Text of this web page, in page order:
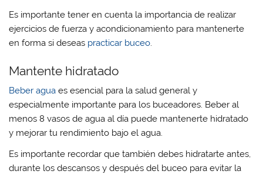
Es importante tener en cuenta la importancia de realizar
ejercicios de fuerza y acondicionamiento para mantenerte
en forma si deseas practicar buceo
Mantente hidratado
Beber agua es esencial para la salud general y
especialmente importante para los buceadores. Beber al
menos 8 vasos de agua al día puede mantenerte hidratado
y mejorar tu rendimiento bajo el agua.
Es importante recordar que también debes hidratarte antes,
durante los descansos y después del buceo para evitar la